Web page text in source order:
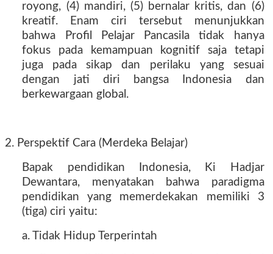
royong, (4) mandiri, (5) bernalar kritis, dan (6)
kreatif. Enam ciri tersebut menunjukkan
bahwa Profil Pelajar Pancasila tidak hanya
fokus pada kemampuan kognitif saja tetapi
juga pada sikap dan perilaku yang sesuai
dengan jati diri bangsa Indonesia dan
berkewargaan global.
2. Perspektif Cara (Merdeka Belajar)
Bapak pendidikan Indonesia, Ki Hadjar
Dewantara, menyatakan bahwa paradigma
pendidikan yang memerdekakan memiliki 3
(tiga) ciri yaitu:
a. Tidak Hidup Terperintah